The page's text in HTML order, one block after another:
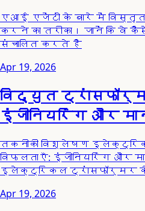
एआई एजेंटों के बारे में विस्तृत
करने का तरीका। जानें कि वे
संचालित करते है
Apr 19, 2026
विद्युत
इंजीनियरिंग और
तकनीकी विश्लेषण
विफलताएँ: इंजीनियरिंग और
इलेक्ट्रिकल ट्रांसफॉर्मर
Apr 19, 2026